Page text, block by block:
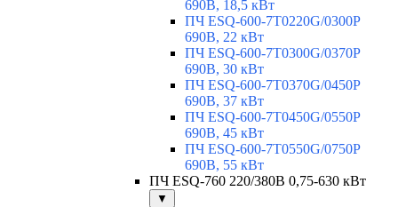
690В, 18,5 кВт
ПЧ ESQ-600-7T0220G/0300P
690В, 22 кВт
ПЧ ESQ-600-7T0300G/0370P
690В, 30 кВт
ПЧ ESQ-600-7T0370G/0450P
690В, 37 кВт
ПЧ ESQ-600-7T0450G/0550P
690В, 45 кВт
ПЧ ESQ-600-7T0550G/0750P
690В, 55 кВт
ПЧ ESQ-760 220/380В 0,75-630 кВт
▼